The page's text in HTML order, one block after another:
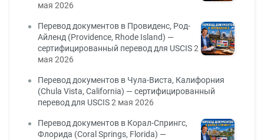
мая 2026
Перевод документов в Провиденс, Род-
Айленд (Providence, Rhode Island) —
сертифицированный перевод для USCIS2
мая 2026
Перевод документов в Чула-Виста, Калифорния
(Chula Vista, California) — сертифицированный
перевод для USCIS2 мая 2026
Перевод документов в Корал-Спрингс,
Флорида (Coral Springs, Florida) —